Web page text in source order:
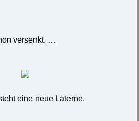
versenkt, …
eine neue Laterne.